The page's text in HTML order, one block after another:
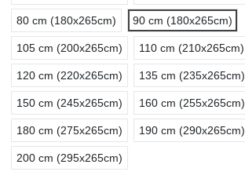
80 cm (180x265cm) 90 cm (180x265cm)
105 cm (200x265cm) 110 cm (210x265cm)
120 cm (220x265cm) 135 cm (235x265cm)
150 cm (245x265cm) 160 cm (255x265cm)
180 cm (275x265cm) 190 cm (290x265cm)
200 cm (295x265cm)